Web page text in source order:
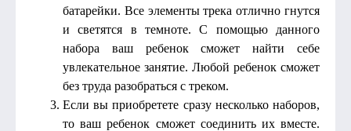
батарейки. Все элементы трека отлично гнутся
и светятся в темноте. С помощью данного
набора ваш ребенок сможет найти себе
увлекательное занятие. Любой ребенок сможет
без труда разобраться с треком.
Если вы приобретете сразу несколько наборов,
то ваш ребенок сможет соединить их вместе.